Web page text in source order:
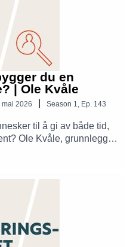
du en
| Ole Kvåle
mai 2026 Season 1, Ep. 143
til å gi av både tid,
Ole Kvåle, grunnlegger
Convoys og advokat i
forteller historien om